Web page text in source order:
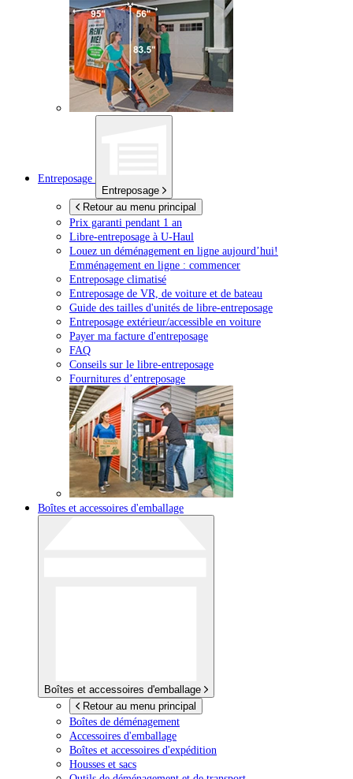
Entreposage
Entreposage
Retour au menu principal
Prix garanti pendant 1 an
Libre-entreposage à U-Haul
Louez un déménagement en ligne aujourd’hui!
Emménagement en ligne : commencer
Entreposage climatisé
Entreposage de VR, de voiture et de bateau
Guide des tailles d'unités de libre-entreposage
Entreposage extérieur/accessible en voiture
Payer ma facture d'entreposage
FAQ
Conseils sur le libre-entreposage
Fournitures d’entreposage
Boîtes et accessoires d'emballage
Boîtes et accessoires d'emballage
Retour au menu principal
Boîtes de déménagement
Accessoires d'emballage
Boîtes et accessoires d'expédition
Housses et sacs